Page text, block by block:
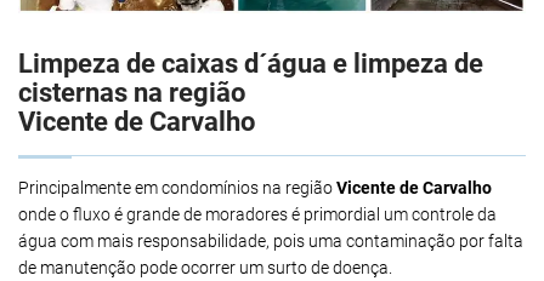
Limpeza de caixas d´água e limpeza de
cisternas na região
Vicente de Carvalho
Principalmente em condomínios na regiãoVicente de Carvalho
onde o fluxo é grande de moradores é primordial um controle da
água com mais responsabilidade, pois uma contaminação por falta
de manutenção pode ocorrer um surto de doença.